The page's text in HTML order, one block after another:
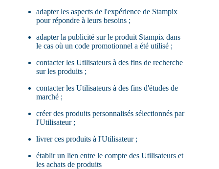
adapter les aspects de l'expérience de Stampix
pour répondre à leurs besoins ;
adapter la publicité sur le produit Stampix dans
le cas où un code promotionnel a été utilisé ;
contacter les Utilisateurs à des fins de recherche
sur les produits ;
contacter les Utilisateurs à des fins d'études de
marché ;
créer des produits personnalisés sélectionnés par
l'Utilisateur ;
livrer ces produits à l'Utilisateur ;
établir un lien entre le compte des Utilisateurs et
les achats de produits